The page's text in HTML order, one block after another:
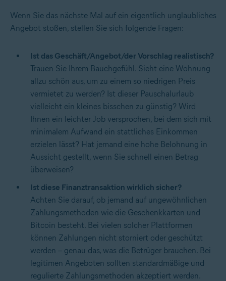
Wenn Sie das nächste Mal auf ein eigentlich unglaubliches
Angebot stoßen, stellen Sie sich folgende Fragen:
Ist das Geschäft/Angebot/der Vorschlag realistisch?
Trauen Sie Ihrem Bauchgefühl. Sieht eine Wohnung
allzu schön aus, um zu einem so niedrigen Preis
vermietet zu werden? Ist dieser Pauschalurlaub
vielleicht ein kleines bisschen zu günstig? Wird
Ihnen ein leichter Job versprochen, bei dem sich mit
minimalem Aufwand ein stattliches Einkommen
erzielen lässt? Hat jemand eine hohe Belohnung in
Aussicht gestellt, wenn Sie schnell einen Betrag
überweisen?
Ist diese Finanztransaktion wirklich sicher?
Achten Sie darauf, ob jemand auf ungewöhnlichen
Zahlungsmethoden wie die Geschenkkarten und
Bitcoin besteht. Bei vielen solcher Plattformen
können Zahlungen nicht storniert oder geschützt
werden – genau das, was die Betrüger brauchen. Bei
legitimen Angeboten sollten standardmäßige und
regulierte Zahlungsmethoden akzeptiert werden.